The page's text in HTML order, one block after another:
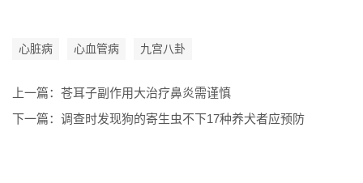
心脏病 心血管病 九宫八卦
上一篇： 苍耳子副作用大治疗鼻炎需谨慎
下一篇： 调查时发现狗的寄生虫不下17种养犬者应预防